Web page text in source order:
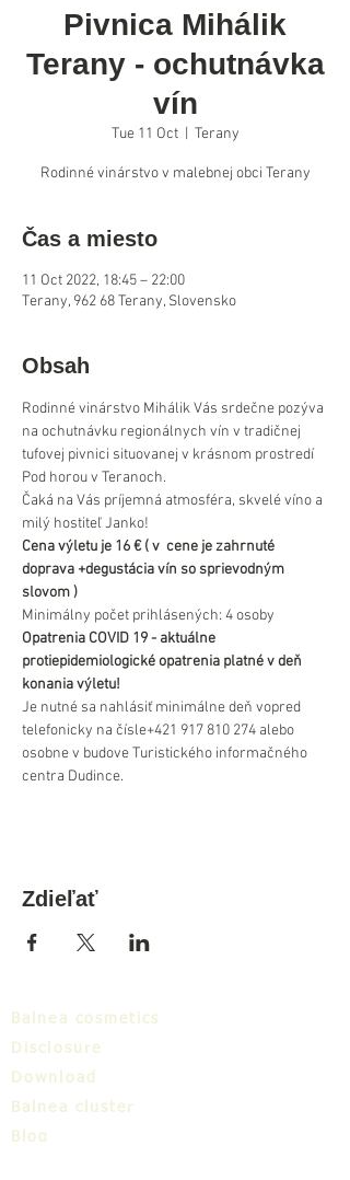
Pivnica Mihálik
Terany - ochutnávka
vín
Tue 11 Oct
  |
Terany
Rodinné vinárstvo v malebnej obci Terany
Čas a miesto
11 Oct 2022, 18:45 – 22:00
Terany, 962 68 Terany, Slovensko
Obsah
Rodinné vinárstvo Mihálik Vás srdečne pozýva
na ochutnávku regionálnych vín v tradičnej
tufovej pivnici situovanej v krásnom prostredí
Pod horou v Teranoch.
Čaká na Vás príjemná atmosféra, skvelé víno a
milý hostiteľ Janko!
Cena výletu je 16 € ( v  cene je zahrnuté
doprava +degustácia vín so sprievodným
slovom )
Minimálny počet prihlásených: 4 osoby
Opatrenia COVID 19 - aktuálne
protiepidemiologické opatrenia platné v deň
konania výletu!
Je nutné sa nahlásiť minimálne deň vopred
telefonicky na čísle+421 917 810 274 alebo
osobne v budove Turistického informačného
centra Dudince.
Zdieľať
Balnea cosmetics
Disclosure
Download
Balnea cluster
Blog